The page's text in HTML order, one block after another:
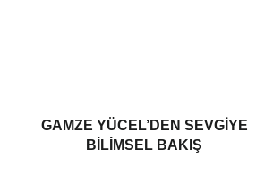
GAMZE YÜCEL’DEN SEVGİYE
BİLİMSEL BAKIŞ